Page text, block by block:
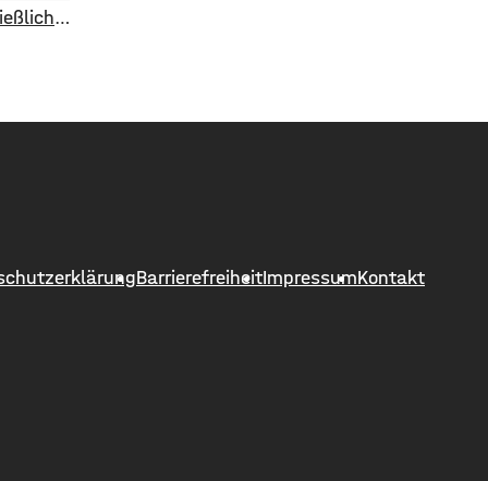
weder
Tagen in Würzburg. Sowohl das
BarrierefreiheitImpressumKontakt